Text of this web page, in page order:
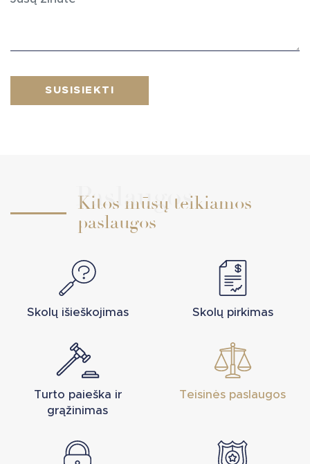
Kitos mūsų teikiamos
paslaugos
Paslaugos
Skolų išieškojimas Skolų pirkimas
Turto paieška ir
grąžinimas
Teisinės paslaugos